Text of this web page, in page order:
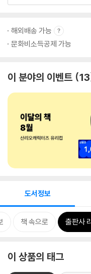
해외배송 가능
문화비소득공제 가능
이 분야의 이벤트 13
도서정보
책 속으로 출판사
이 상품의 태그